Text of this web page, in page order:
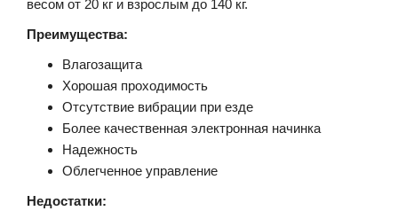
весом от 20 кг и взрослым до 140 кг.
Преимущества:
Влагозащита
Хорошая проходимость
Отсутствие вибрации при езде
Более качественная электронная начинка
Надежность
Облегченное управление
Недостатки: